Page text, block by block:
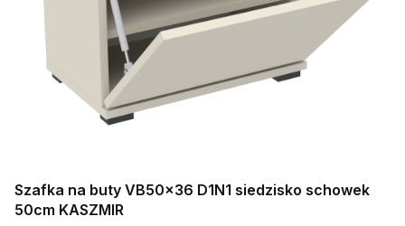
Szafka na buty VB50x36 D1N1 siedzisko schowek
50cm KASZMIR